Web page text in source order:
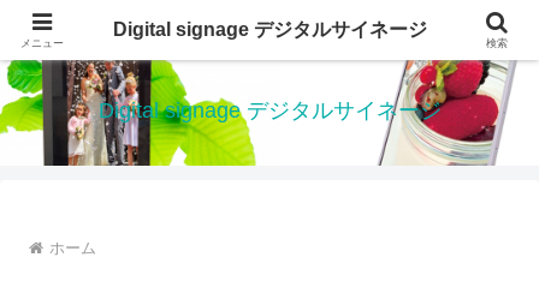
デジタルサイネージ 電子看板は、低価格で、設置が簡単なデジタルサイネージ
Digital signage デジタルサイネージ
ホーム
メニュー
Digital signage デジタルサイネージ
検索